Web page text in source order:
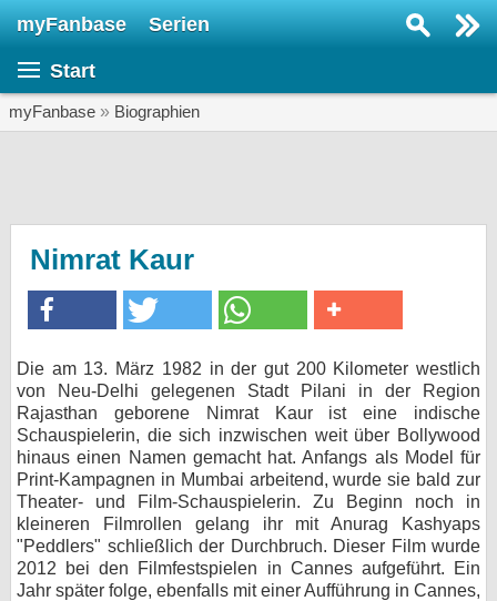
myFanbase Serien
Start
myFanbase » Biographien
Nimrat Kaur
Die am 13. März 1982 in der gut 200 Kilometer westlich
von Neu-Delhi gelegenen Stadt Pilani in der Region
Rajasthan geborene Nimrat Kaur ist eine indische
Schauspielerin, die sich inzwischen weit über Bollywood
hinaus einen Namen gemacht hat. Anfangs als Model für
Print-Kampagnen in Mumbai arbeitend, wurde sie bald zur
Theater- und Film-Schauspielerin. Zu Beginn noch in
kleineren Filmrollen gelang ihr mit Anurag Kashyaps
"Peddlers" schließlich der Durchbruch. Dieser Film wurde
2012 bei den Filmfestspielen in Cannes aufgeführt. Ein
Jahr später folge, ebenfalls mit einer Aufführung in Cannes,
Veranstaltungen
KULTUR
Specials
SERVICE
Gewinnspiele
Forum
bei X
bei Facebook